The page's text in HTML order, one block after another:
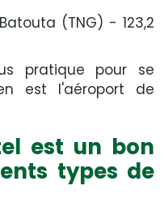
(TNG) - 123,2
pratique pour se
est l'aéroport de
est un bon
types de